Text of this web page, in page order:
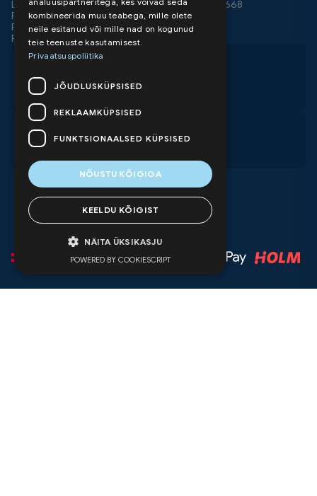
+372 5670 4022
info@proair.ee
E-R 9.00-17.00
Kuma tee 4, Peetri, Estonia
LHV SWIFT LHVBEE22 IBAN EE517700771002591668
ProAir 2026
ProAir OÜ
Reg. Nr. 14265222
kombineerida muu teabega, mille olete
neile esitanud või mille nad on kogunud
teie teenuste kasutamisest.
Privaatsuspoliitika
JÕUDLUSKÜPSISED
REKLAAMKÜPSISED
FUNKTSIONAALSED KÜPSISED
NÕUSTU KÕIGIGA
KEELDU KÕIGIST
NÄITA ÜKSIKASJU
POWERED BY COOKIESCRIPT